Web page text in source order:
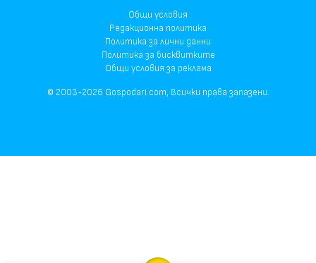
Общи условия
Редакционна политика
Политика за лични данни
Политика за бисквитките
Общи условия за реклама
© 2003-2026 Gospodari.com, Всички права запазени.